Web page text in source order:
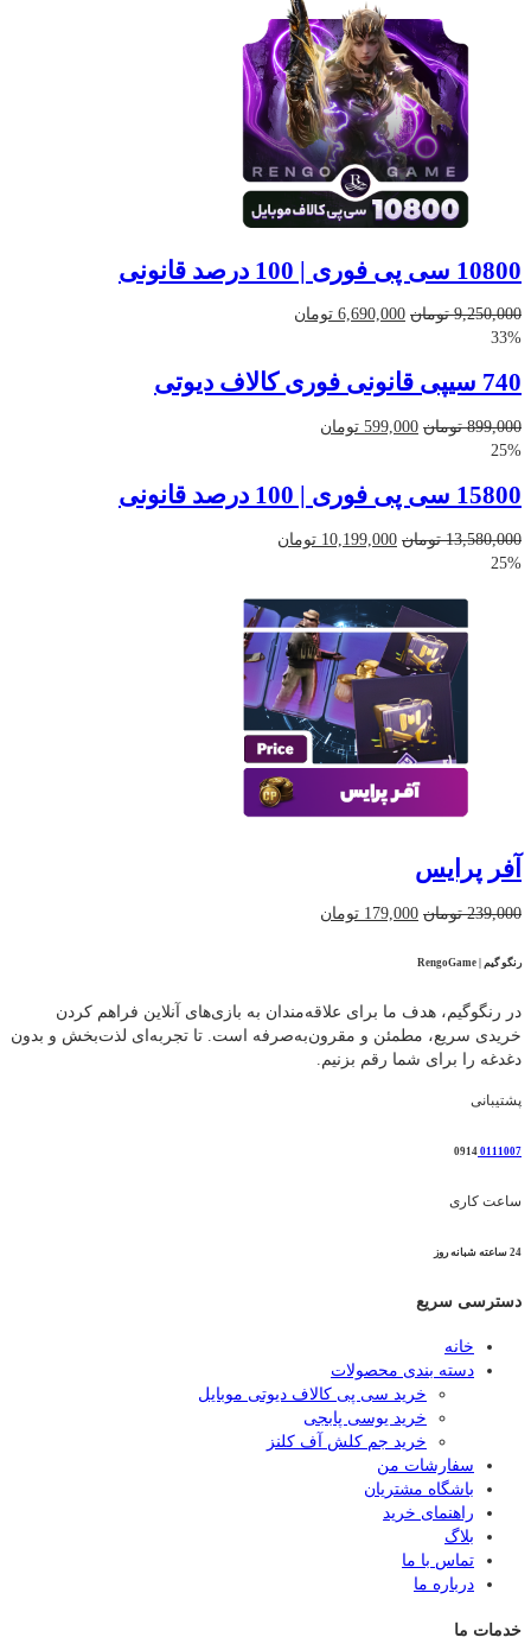
10800 سی پی فوری | 100 درصد قانونی
9,250,000 تومان قیمت
بود.
6,690,000 تومان
است.
33%
740 سیپی قانونی فوری کالاف دیوتی
899,000 تومان قیمت
بود.
599,000 تومان
است.
25%
15800 سی پی فوری | 100 درصد قانونی
13,580,000 تومان قیمت
بود.
10,199,000 تومان
است.
25%
آفر پرایس
239,000 تومان قیمت
179,000 تومان
رنگو گیم | RengoGame
در رنگوگیم، هدف ما برای علاقه‌مندان به بازی‌های آنلاین فراهم کردن
خریدی سریع، مطمئن و مقرون‌به‌صرفه است. تا تجربه‌ای لذت‌بخش و بدون
دغدغه را برای شما رقم بزنیم.
پشتیبانی
0111007
0914
ساعت کاری
24 ساعته شبانه روز
دسترسی سریع
خانه
دسته بندی محصولات
خرید سی پی کالاف دیوتی موبایل
خرید یوسی پابجی
خرید جم کلش آف کلنز
سفارشات من
باشگاه مشتریان
راهنمای خرید
بلاگ
تماس با ما
درباره ما
خدمات ما